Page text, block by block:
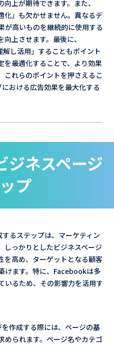
上が期待できます。また、
化」も欠かせません。異なるデ
が高いものを継続的に使用する
上させます。最後に、
し活用」することもポイント
を最適化することで、より効果
これらのポイントを押さえるこ
おける広告効果を最大化する
ジネスページ
プ
るステップは、マーケティン
しっかりとしたビジネスページ
を高め、ターゲットとなる顧客
けます。特に、Facebookは多
いるため、その影響力を活用す
作成する際には、ページの基
められます。ページ名やカテゴ